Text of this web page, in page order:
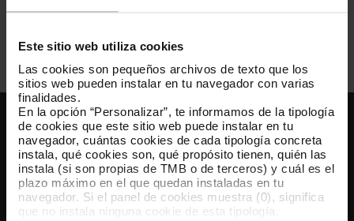
Este sitio web utiliza cookies
Las cookies son pequeños archivos de texto que los
sitios web pueden instalar en tu navegador con varias
finalidades.
En la opción “Personalizar”, te informamos de la tipología
de cookies que este sitio web puede instalar en tu
navegador, cuántas cookies de cada tipología concreta
instala, qué cookies son, qué propósito tienen, quién las
instala (si son propias de TMB o de terceros) y cuál es el
plazo máximo en el que quedan instaladas en tu
navegador. Si el panel de cookies muestra (0), significa
que no instala ninguna cookie de esta tipología.
Atención al cliente
Resuelve tus dudas